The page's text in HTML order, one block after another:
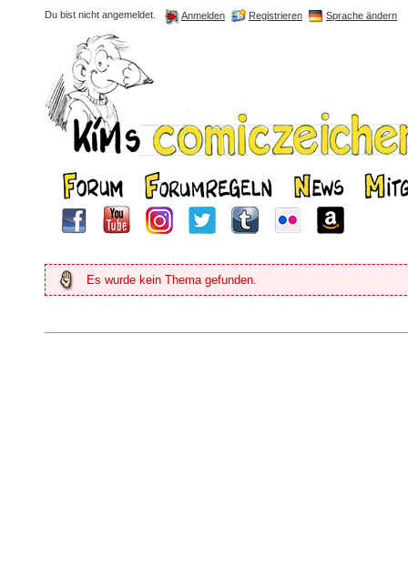
Du bist nicht angemeldet. Anmelden Registrieren Sprache ändern
Es wurde kein Thema gefunden.